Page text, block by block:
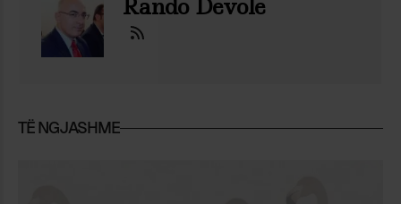
Rando Devole
TË NGJASHME